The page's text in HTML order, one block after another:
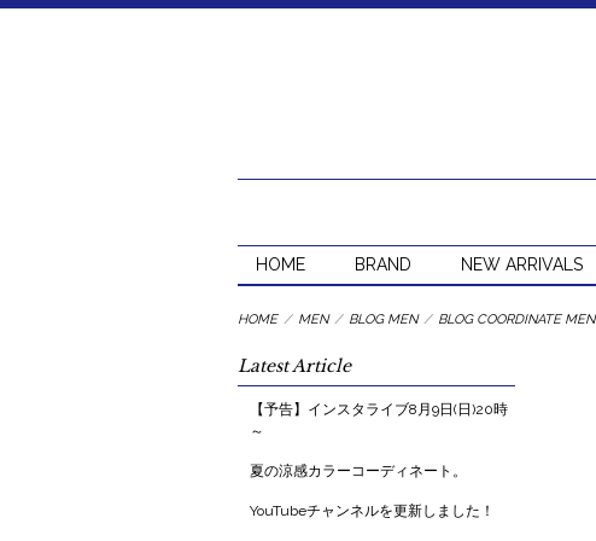
HOME BRAND NEW ARRIVALS
HOME / MEN / BLOG MEN / BLOG COORDINATE MEN
Latest Article
【予告】インスタライブ8月9日(日)20時
～
夏の涼感カラーコーディネート。
YouTubeチャンネルを更新しました！